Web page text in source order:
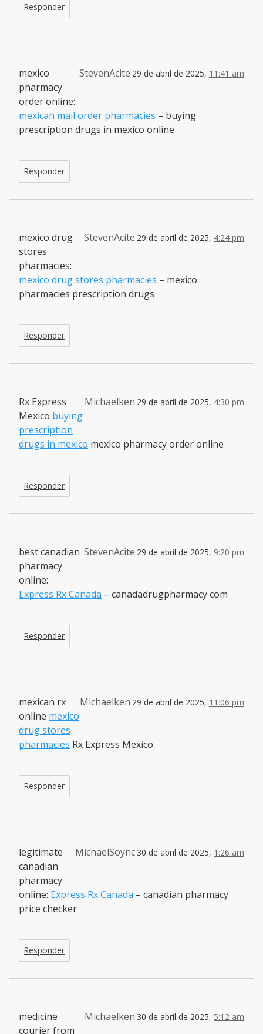
Responder
StevenAcite 29 de abril de 2025, 11:41 am
mexico
pharmacy
order online:
mexican mail order pharmacies – buying
prescription drugs in mexico online
Responder
StevenAcite 29 de abril de 2025, 4:24 pm
mexico drug
stores
pharmacies:
mexico drug stores pharmacies – mexico
pharmacies prescription drugs
Responder
Michaelken 29 de abril de 2025, 4:30 pm
Rx Express
Mexico buying
prescription
drugs in mexico mexico pharmacy order online
Responder
StevenAcite 29 de abril de 2025, 9:20 pm
best canadian
pharmacy
online:
Express Rx Canada – canadadrugpharmacy com
Responder
Michaelken 29 de abril de 2025, 11:06 pm
mexican rx
online mexico
drug stores
pharmacies Rx Express Mexico
Responder
MichaelSoync 30 de abril de 2025, 1:26 am
legitimate
canadian
pharmacy
online: Express Rx Canada – canadian pharmacy
price checker
Responder
Michaelken 30 de abril de 2025, 5:12 am
medicine
courier from